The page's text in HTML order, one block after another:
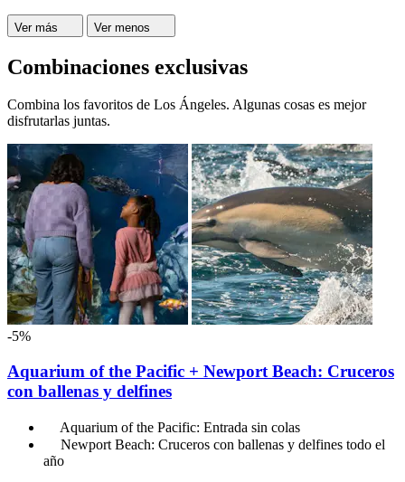
Ver más Ver menos
Combinaciones exclusivas
Combina los favoritos de Los Ángeles. Algunas cosas es mejor
disfrutarlas juntas.
-5%
Aquarium of the Pacific + Newport Beach: Cruceros
con ballenas y delfines
Aquarium of the Pacific: Entrada sin colas
Newport Beach: Cruceros con ballenas y delfines todo el
año